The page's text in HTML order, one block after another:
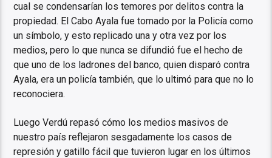
cual se condensarían los temores por delitos contra la
propiedad. El Cabo Ayala fue tomado por la Policía como
un símbolo, y esto replicado una y otra vez por los
medios, pero lo que nunca se difundió fue el hecho de
que uno de los ladrones del banco, quien disparó contra
Ayala, era un policía también, que lo ultimó para que no lo
reconociera.
Luego Verdú repasó cómo los medios masivos de
nuestro país reflejaron sesgadamente los casos de
represión y gatillo fácil que tuvieron lugar en los últimos